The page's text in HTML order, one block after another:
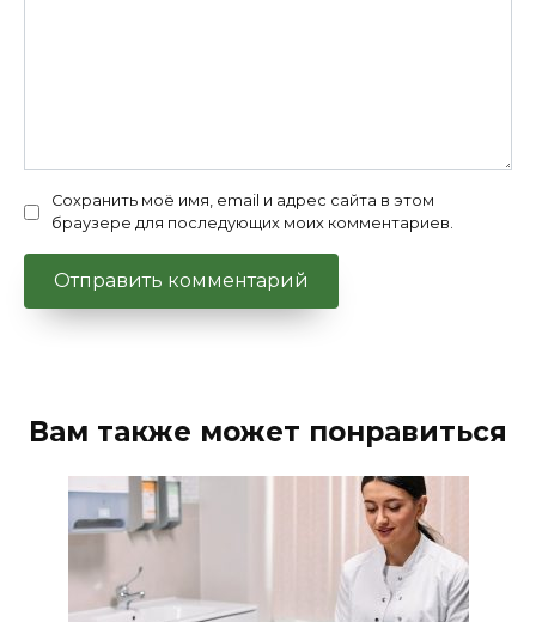
Сохранить моё имя, email и адрес сайта в этом
браузере для последующих моих комментариев.
Вам также может понравиться